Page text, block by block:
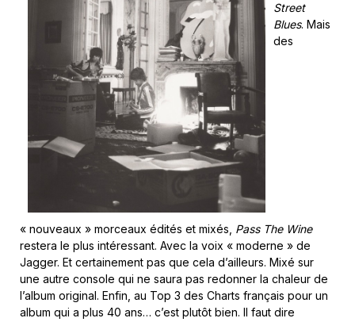
Street
Blues. Mais
des
« nouveaux » morceaux édités et mixés, Pass The Wine
restera le plus intéressant. Avec la voix « moderne » de
Jagger. Et certainement pas que cela d’ailleurs. Mixé sur
une autre console qui ne saura pas redonner la chaleur de
l’album original. Enfin, au Top 3 des Charts français pour un
album qui a plus 40 ans… c’est plutôt bien. Il faut dire